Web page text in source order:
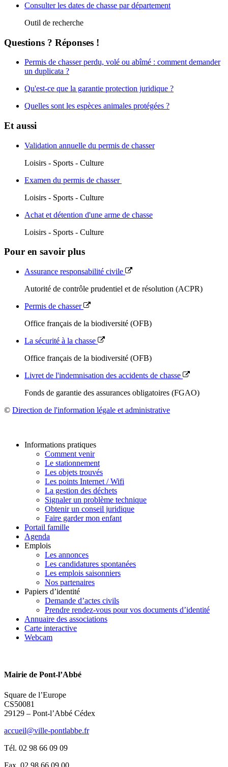
Consulter les dates de chasse par département
Outil de recherche
Questions ? Réponses !
Permis de chasser perdu, volé ou abîmé : comment demander
un duplicata ?
Qu'est-ce que la garantie protection juridique ?
Quelles sont les espèces animales protégées ?
Et aussi
Validation annuelle du permis de chasser
Loisirs - Sports - Culture
Examen du permis de chasser
Loisirs - Sports - Culture
Achat et détention d'une arme de chasse
Loisirs - Sports - Culture
Pour en savoir plus
Assurance responsabilité civile
Autorité de contrôle prudentiel et de résolution (ACPR)
Permis de chasser
Office français de la biodiversité (OFB)
La sécurité à la chasse
Office français de la biodiversité (OFB)
Livret de l'indemnisation des accidents de chasse
Fonds de garantie des assurances obligatoires (FGAO)
© Direction de l'information légale et administrative
Informations pratiques
Comment venir
Le stationnement
Les objets trouvés
Les points Internet / Wifi
La gestion des déchets
Signaler un problème technique
Obtenir un conseil juridique
Faire garder mon enfant
Portail famille
Agenda
Emplois
Les annonces
Les candidatures spontanées
Les emplois saisonniers
Nos partenaires
Papiers d’identité
Demande d’actes civils
Prendre rendez-vous pour vos documents d’identité
Annuaire des associations
Carte interactive
Webcam
Mairie de Pont-l’Abbé
Square de l’Europe
CS50081
29129 – Pont-l’Abbé Cédex
accueil@ville-pontlabbe.fr
Tél. 02 98 66 09 09
Fax. 02 98 66 09 00